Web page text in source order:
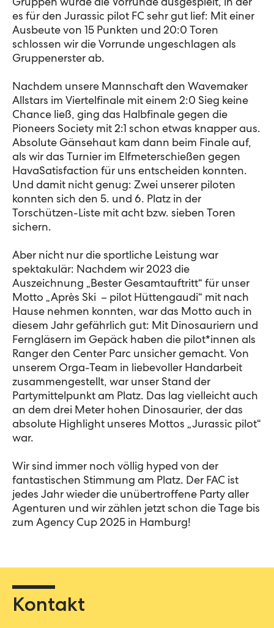
Gruppen wurde die Vorrunde ausgespielt, in der
es für den Jurassic pilot FC sehr gut lief: Mit einer
Ausbeute von 15 Punkten und 20:0 Toren
schlossen wir die Vorrunde ungeschlagen als
Gruppenerster ab.
Nachdem unsere Mannschaft den Wavemaker
Allstars im Viertelfinale mit einem 2:0 Sieg keine
Chance ließ, ging das Halbfinale gegen die
Pioneers Society mit 2:1 schon etwas knapper aus.
Absolute Gänsehaut kam dann beim Finale auf,
als wir das Turnier im Elfmeterschießen gegen
HavaSatisfaction für uns entscheiden konnten.
Und damit nicht genug: Zwei unserer piloten
konnten sich den 5. und 6. Platz in der
Torschützen-Liste mit acht bzw. sieben Toren
sichern.
Aber nicht nur die sportliche Leistung war
spektakulär: Nachdem wir 2023 die
Auszeichnung „Bester Gesamtauftritt“ für unser
Motto „Après Ski – pilot Hüttengaudi“ mit nach
Hause nehmen konnten, war das Motto auch in
diesem Jahr gefährlich gut: Mit Dinosauriern und
Ferngläsern im Gepäck haben die pilot*innen als
Ranger den Center Parc unsicher gemacht. Von
unserem Orga-Team in liebevoller Handarbeit
zusammengestellt, war unser Stand der
Partymittelpunkt am Platz. Das lag vielleicht auch
an dem drei Meter hohen Dinosaurier, der das
absolute Highlight unseres Mottos „Jurassic pilot“
war.
Wir sind immer noch völlig hyped von der
fantastischen Stimmung am Platz. Der FAC ist
jedes Jahr wieder die unübertroffene Party aller
Agenturen und wir zählen jetzt schon die Tage bis
zum Agency Cup 2025 in Hamburg!
Kontakt